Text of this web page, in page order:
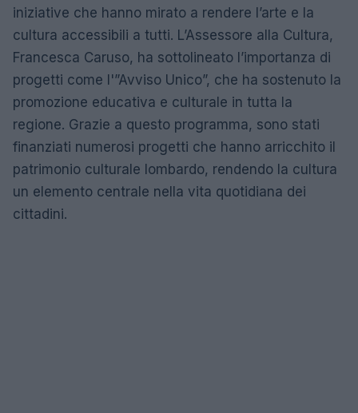
iniziative che hanno mirato a rendere l’arte e la
cultura accessibili a tutti. L’Assessore alla Cultura,
Francesca Caruso, ha sottolineato l’importanza di
progetti come l'”Avviso Unico”, che ha sostenuto la
promozione educativa e culturale in tutta la
regione. Grazie a questo programma, sono stati
finanziati numerosi progetti che hanno arricchito il
patrimonio culturale lombardo, rendendo la cultura
un elemento centrale nella vita quotidiana dei
cittadini.